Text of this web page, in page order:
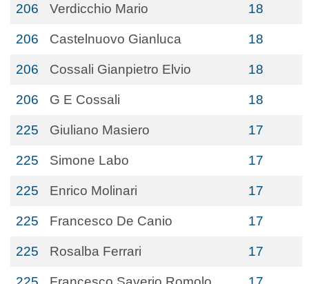
206 Verdicchio Mario 18
206 Castelnuovo Gianluca 18
206 Cossali Gianpietro Elvio 18
206 G E Cossali 18
225 Giuliano Masiero 17
225 Simone Labo 17
225 Enrico Molinari 17
225 Francesco De Canio 17
225 Rosalba Ferrari 17